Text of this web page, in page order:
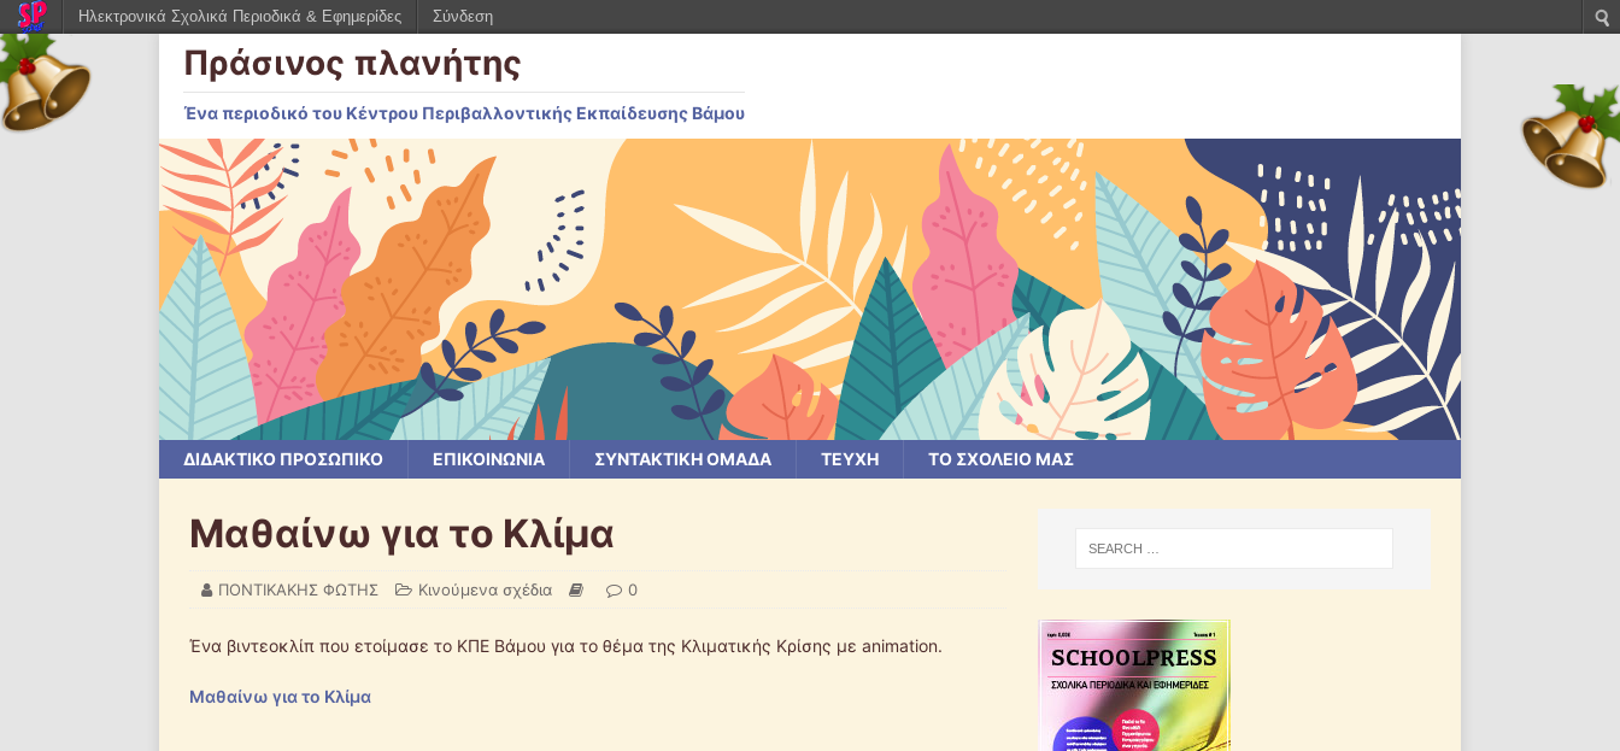
Πράσινος πλανήτης
Ένα περιοδικό του Κέντρου Περιβαλλοντικής Εκπαίδευσης Βάμου
ΔΙΔΑΚΤΙΚΟ ΠΡΟΣΩΠΙΚΟ ΕΠΙΚΟΙΝΩΝΙΑ ΣΥΝΤΑΚΤΙΚΗ ΟΜΑΔΑ ΤΕΥΧΗ ΤΟ ΣΧΟΛΕΙΟ ΜΑΣ
Μαθαίνω για το Κλίμα
ΠΟΝΤΙΚΑΚΗΣ ΦΩΤΗΣ Κινούμενα σχέδια 0
Ένα βιντεοκλίπ που ετοίμασε το ΚΠΕ Βάμου για το θέμα της Κλιματικής Κρίσης με animation.
Μαθαίνω για το Κλίμα
Ηλεκτρονικά Σχολικά Περιοδικά & Εφημερίδες Σύνδεση